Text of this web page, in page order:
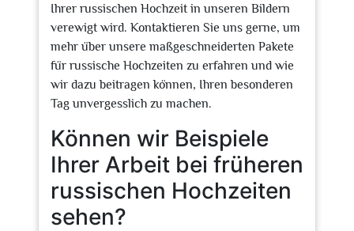
Ihrer russischen Hochzeit in unseren Bildern
verewigt wird. Kontaktieren Sie uns gerne, um
mehr über unsere maßgeschneiderten Pakete
für russische Hochzeiten zu erfahren und wie
wir dazu beitragen können, Ihren besonderen
Tag unvergesslich zu machen.
Können wir Beispiele
Ihrer Arbeit bei früheren
russischen Hochzeiten
sehen?